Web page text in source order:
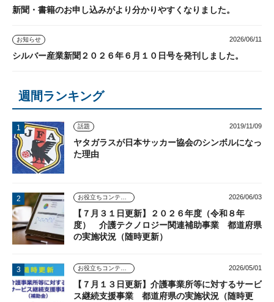
新聞・書籍のお申し込みがより分かりやすくなりました。
お知らせ 2026/06/11
シルバー産業新聞２０２６年６月１０日号を発刊しました。
週間ランキング
話題 2019/11/09
ヤタガラスが日本サッカー協会のシンボルになっ
た理由
お役立ちコンテンツ 2026/06/03
【７月３１日更新】２０２６年度（令和８年
度） 介護テクノロジー関連補助事業 都道府県
の実施状況（随時更新）
お役立ちコンテンツ 2026/05/01
【７月１３日更新】介護事業所等に対するサービ
ス継続支援事業 都道府県の実施状況（随時更